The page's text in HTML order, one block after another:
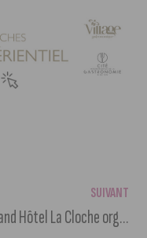
SUIVANT
Le Grand Hôtel La Cloche organise un dîner caritatif pour Octobre Rose